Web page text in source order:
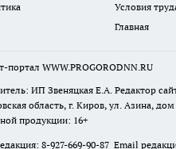
Условия
Главная
портал WWW.PROGORODNN.RU
ИП Звеняцкая Е.А. Редактор
область, г. Киров, ул. Азина,
продукции: 16+
8-927-669-90-87 Email